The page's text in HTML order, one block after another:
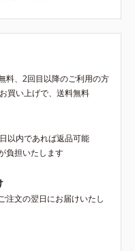
料、2回目以降のご利用の方
買い上げで、送料無料
以内であれば返品可能
負担いたします
注文の翌日にお届けいたし